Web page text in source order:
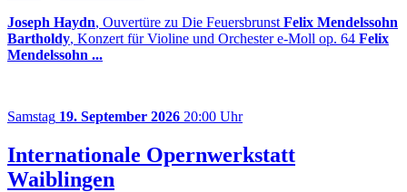
Joseph Haydn, Ouvertüre zu Die Feuersbrunst Felix Mendelssohn
Bartholdy, Konzert für Violine und Orchester e-Moll op. 64 Felix
Mendelssohn ...
Samstag 19. September 2026 20:00 Uhr
Internationale Opernwerkstatt
Waiblingen